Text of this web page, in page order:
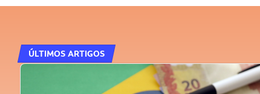
ÚLTIMOS ARTIGOS